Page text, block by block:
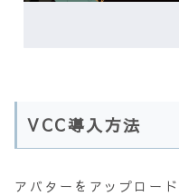
VCC導入方法
アバターをアップロー